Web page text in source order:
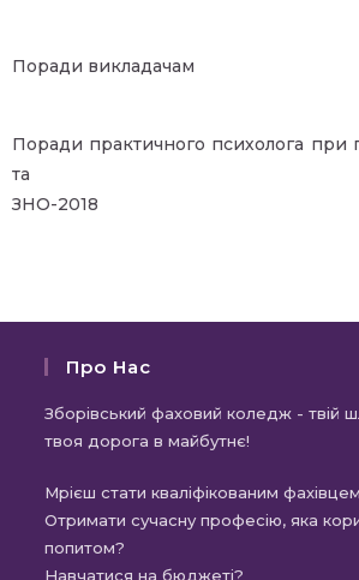
Поради викладачам
Поради практичного психолога при
та
ЗНО-2018
Про Нас
Зборівський фаховий коледж - твій
твоя дорога в майбутнє!
Мрієш стати кваліфікованим
Отримати сучасну професію, яка
попитом?
Навчатися на бюджеті?